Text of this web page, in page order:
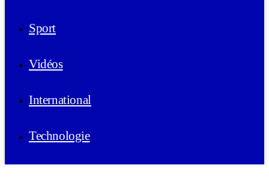
Sport
Vidéos
International
Technologie